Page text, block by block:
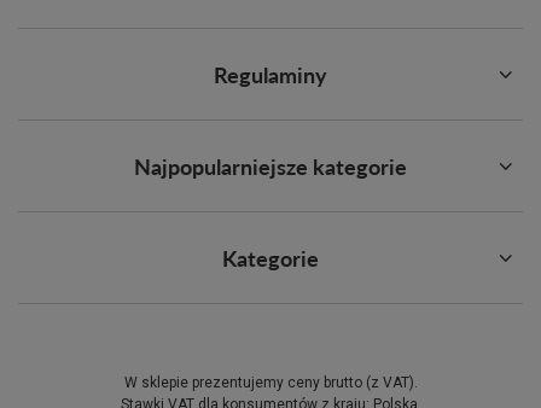
Regulaminy
Najpopularniejsze kategorie
Kategorie
W sklepie prezentujemy ceny brutto (z VAT).